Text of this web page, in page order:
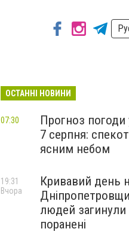
ОСТАННІ НОВИНИ
Прогноз погоди
7 серпня:
ясним небом
07:30
Кривавий день
людей загинули
поранені
19:31
Вчора